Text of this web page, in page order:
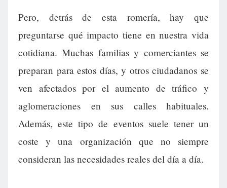
Pero, detrás de esta romería, hay que
preguntarse qué impacto tiene en nuestra vida
cotidiana. Muchas familias y comerciantes se
preparan para estos días, y otros ciudadanos se
ven afectados por el aumento de tráfico y
aglomeraciones en sus calles habituales.
Además, este tipo de eventos suele tener un
coste y una organización que no siempre
consideran las necesidades reales del día a día.